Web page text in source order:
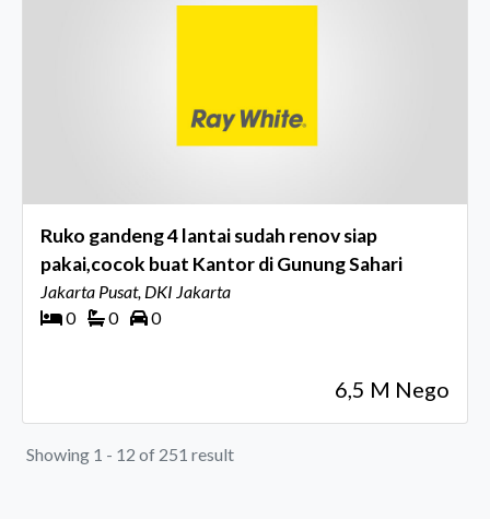
Ruko gandeng 4 lantai sudah renov siap
pakai,cocok buat Kantor di Gunung Sahari
Jakarta Pusat, DKI Jakarta
0
0 0
6,5 M Nego
Showing 1 - 12 of 251 result